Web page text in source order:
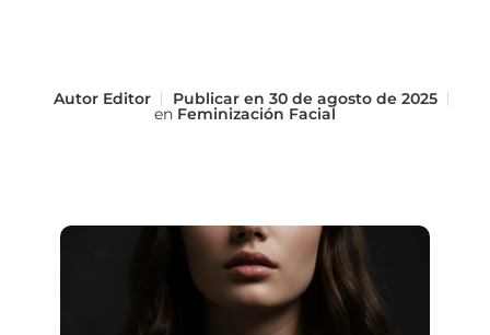
AutorEditor Publicar en 30 de agosto de 2025
en Feminización Facial